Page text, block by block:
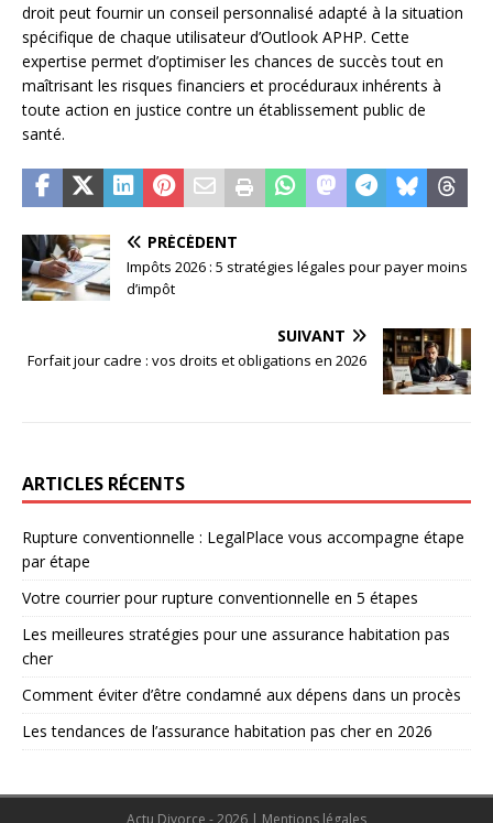
droit peut fournir un conseil personnalisé adapté à la situation
spécifique de chaque utilisateur d’Outlook APHP. Cette
expertise permet d’optimiser les chances de succès tout en
maîtrisant les risques financiers et procéduraux inhérents à
toute action en justice contre un établissement public de
santé.
PRÉCÉDENT
Impôts 2026 : 5 stratégies légales pour payer moins
d’impôt
SUIVANT
Forfait jour cadre : vos droits et obligations en 2026
ARTICLES RÉCENTS
Rupture conventionnelle : LegalPlace vous accompagne étape
par étape
Votre courrier pour rupture conventionnelle en 5 étapes
Les meilleures stratégies pour une assurance habitation pas
cher
Comment éviter d’être condamné aux dépens dans un procès
Les tendances de l’assurance habitation pas cher en 2026
Actu Divorce - 2026 | Mentions légales